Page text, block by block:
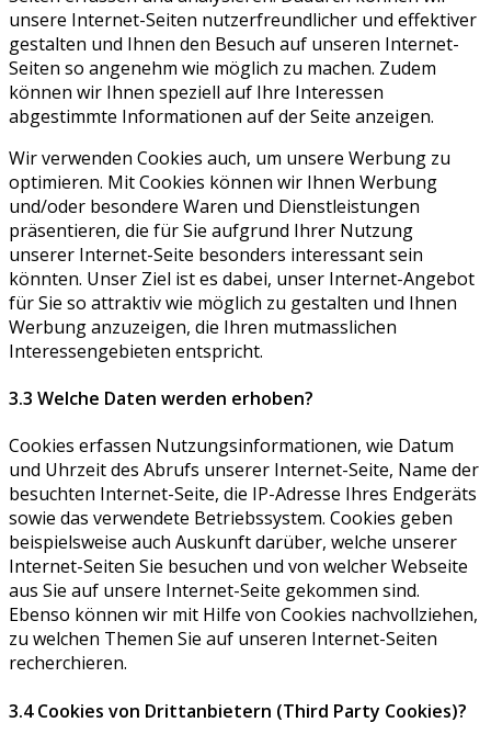
unsere Internet-Seiten nutzerfreundlicher und effektiver
gestalten und Ihnen den Besuch auf unseren Internet-
Seiten so angenehm wie möglich zu machen. Zudem
können wir Ihnen speziell auf Ihre Interessen
abgestimmte Informationen auf der Seite anzeigen.
Wir verwenden Cookies auch, um unsere Werbung zu
optimieren. Mit Cookies können wir Ihnen Werbung
und/oder besondere Waren und Dienstleistungen
präsentieren, die für Sie aufgrund Ihrer Nutzung
unserer Internet-Seite besonders interessant sein
könnten. Unser Ziel ist es dabei, unser Internet-Angebot
für Sie so attraktiv wie möglich zu gestalten und Ihnen
Werbung anzuzeigen, die Ihren mutmasslichen
Interessengebieten entspricht.
3.3 Welche Daten werden erhoben?
Cookies erfassen Nutzungsinformationen, wie Datum
und Uhrzeit des Abrufs unserer Internet-Seite, Name der
besuchten Internet-Seite, die IP-Adresse Ihres Endgeräts
sowie das verwendete Betriebssystem. Cookies geben
beispielsweise auch Auskunft darüber, welche unserer
Internet-Seiten Sie besuchen und von welcher Webseite
aus Sie auf unsere Internet-Seite gekommen sind.
Ebenso können wir mit Hilfe von Cookies nachvollziehen,
zu welchen Themen Sie auf unseren Internet-Seiten
recherchieren.
3.4 Cookies von Drittanbietern (Third Party Cookies)?